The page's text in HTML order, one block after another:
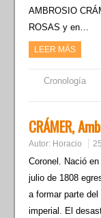
AMBROSIO
ROSAS y en…
LEER MÁS
Cronología
CRÁMER,
Autor: Horacio
Coronel. Nació
julio de 1808
a formar parte
imperial. El